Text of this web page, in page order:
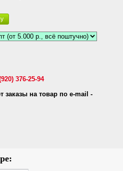
376-25-94
заказы на товар по e-mail -